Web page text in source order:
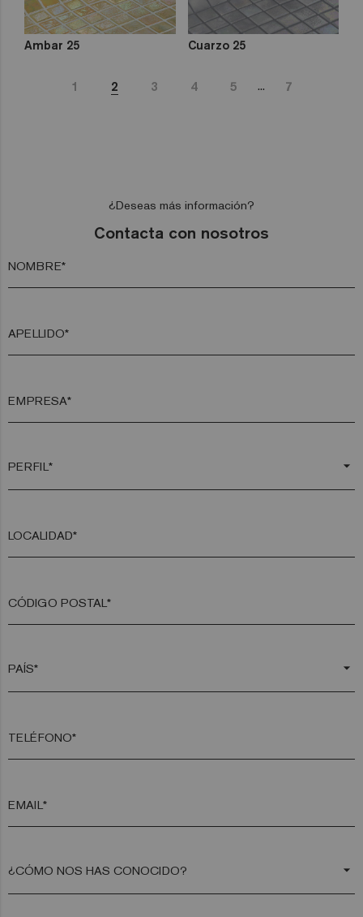
Ambar 25 Cuarzo 25
1 2 3 4 5 ... 7
¿Deseas más información?
Contacta con nosotros
NOMBRE*
APELLIDO*
EMPRESA*
arrow_drop_down
LOCALIDAD*
CÓDIGO POSTAL*
arrow_drop_down
TELÉFONO*
EMAIL*
arrow_drop_down